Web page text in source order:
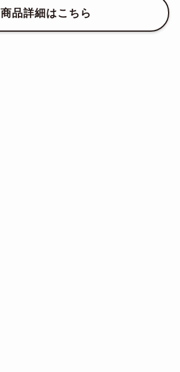
商品詳細はこちら